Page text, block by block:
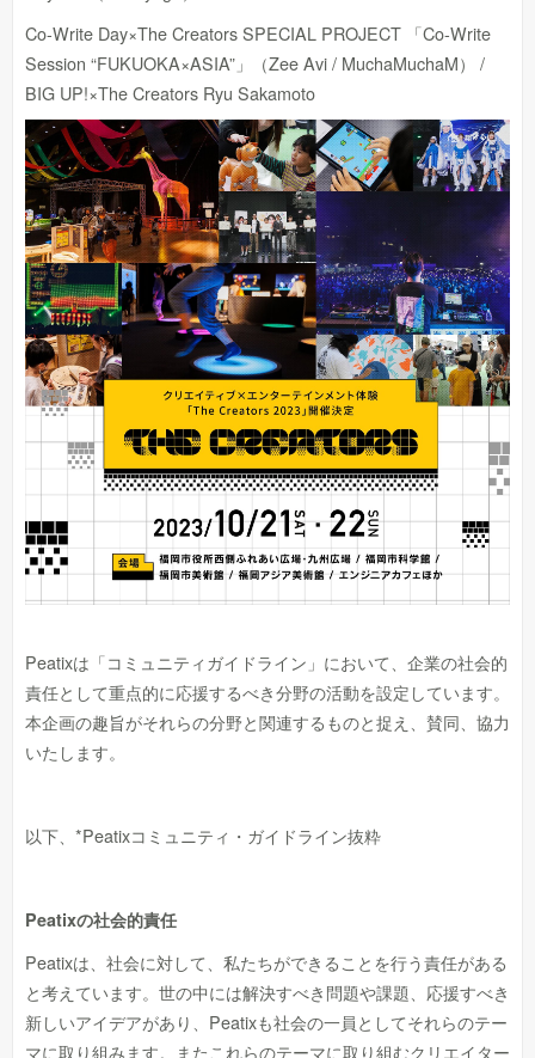
Co-Write Day×The Creators SPECIAL PROJECT 「Co-Write
Session “FUKUOKA×ASIA”」（Zee Avi / MuchaMuchaM） /
BIG UP!×The Creators Ryu Sakamoto
Peatixは「コミュニティガイドライン」において、企業の社会的
責任として重点的に応援するべき分野の活動を設定しています。
本企画の趣旨がそれらの分野と関連するものと捉え、賛同、協力
いたします。
以下、*Peatixコミュニティ・ガイドライン抜粋
Peatixの社会的責任
Peatixは、社会に対して、私たちができることを行う責任がある
と考えています。世の中には解決すべき問題や課題、応援すべき
新しいアイデアがあり、Peatixも社会の一員としてそれらのテー
マに取り組みます。またこれらのテーマに取り組むクリエイター